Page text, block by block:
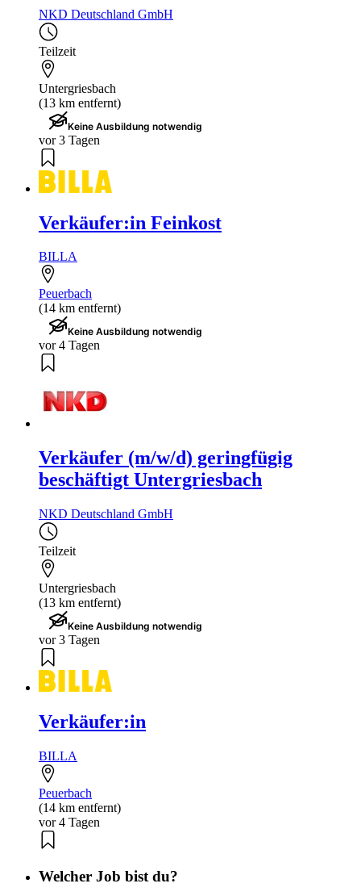
NKD Deutschland GmbH
Teilzeit
Untergriesbach
(13 km entfernt)
Keine Ausbildung notwendig
vor 3 Tagen
Verkäufer:in Feinkost
BILLA
Peuerbach
(14 km entfernt)
Keine Ausbildung notwendig
vor 4 Tagen
Verkäufer (m/w/d) geringfügig
beschäftigt Untergriesbach
NKD Deutschland GmbH
Teilzeit
Untergriesbach
(13 km entfernt)
Keine Ausbildung notwendig
vor 3 Tagen
Verkäufer:in
BILLA
Peuerbach
(14 km entfernt)
vor 4 Tagen
Welcher Job bist du?